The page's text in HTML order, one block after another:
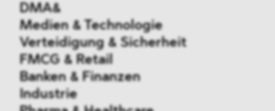
DMA&
Medien & Technologie
Verteidigung & Sicherheit
FMCG & Retail
Banken & Finanzen
Industrie